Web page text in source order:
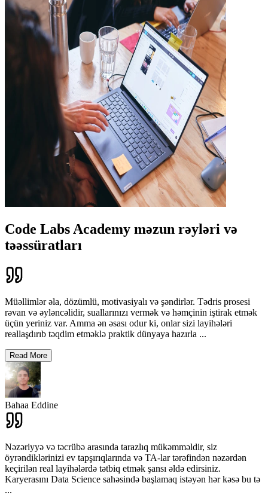
Code Labs Academy məzun rəyləri və
təəssüratları
Müəllimlər əla, dözümlü, motivasiyalı və şəndirlər. Tədris prosesi
rəvan və əyləncəlidir, suallarınızı vermək və həmçinin iştirak etmək
üçün yeriniz var. Amma ən əsası odur ki, onlar sizi layihələri
reallaşdırıb təqdim etməklə praktik dünyaya hazırla ...
Read More
Bahaa Eddine
Nəzəriyyə və təcrübə arasında tarazlıq mükəmməldir, siz
öyrəndiklərinizi ev tapşırıqlarında və TA-lar tərəfindən nəzərdən
keçirilən real layihələrdə tətbiq etmək şansı əldə edirsiniz.
Karyerasını Data Science sahəsində başlamaq istəyən hər kəsə bu tə
...